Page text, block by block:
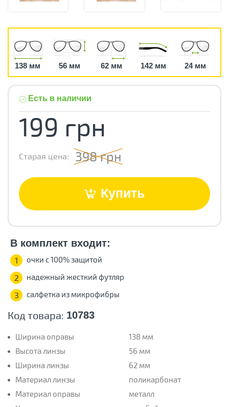
138 мм 56 мм 62 мм 142 мм 24 мм
Код товара: 10783
Ширина оправы
138 мм
Высота линзы
56 мм
Ширина линзы
62 мм
Материал линзы
поликарбонат
Материал оправы
металл
Есть в наличии
199 грн
Старая цена: 398 грн
Купить
В комплект входит:
1 очки с 100% защитой
2 надежный жесткий футляр
3 салфетка из микрофибры